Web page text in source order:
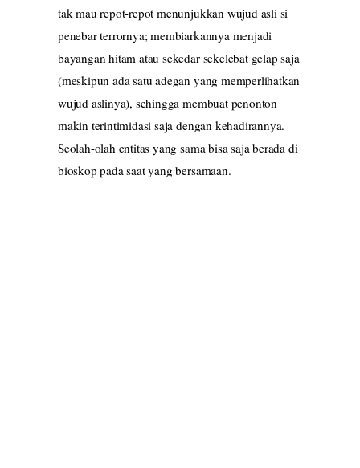
tak mau repot-repot menunjukkan wujud asli si
penebar terrornya; membiarkannya menjadi
bayangan hitam atau sekedar sekelebat gelap saja
(meskipun ada satu adegan yang memperlihatkan
wujud aslinya), sehingga membuat penonton
makin terintimidasi saja dengan kehadirannya.
Seolah-olah entitas yang sama bisa saja berada di
bioskop pada saat yang bersamaan.